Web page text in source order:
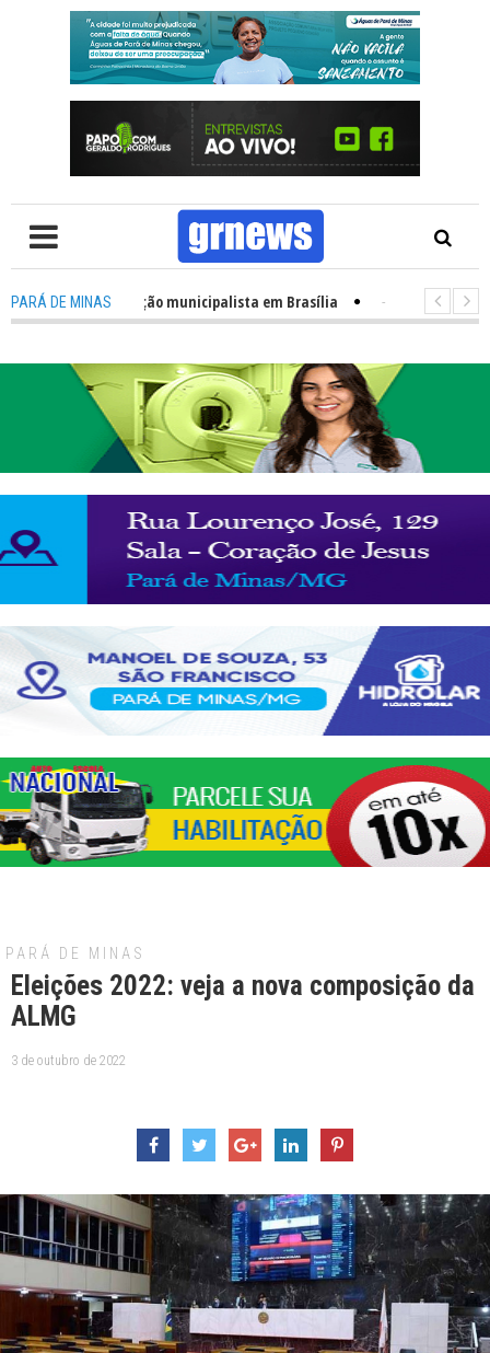
PARÁ DE MINAS
para mobilização municipalista em Brasília -
GRNEWS TV:
PARÁ DE MINAS
Eleições 2022: veja a nova composição da
ALMG
3 de outubro de 2022